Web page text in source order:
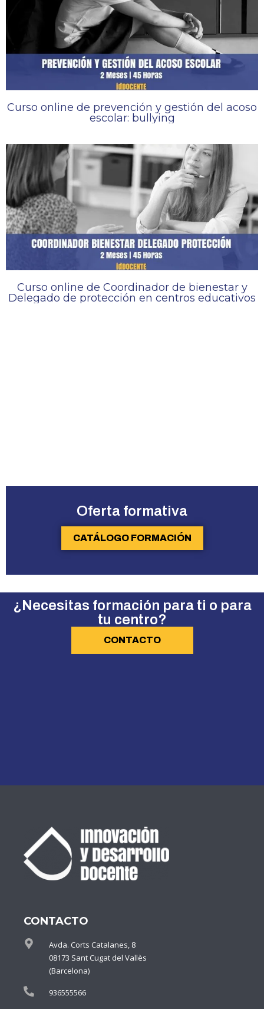
Curso online de prevención y gestión del acoso
escolar: bullying
Curso online de Coordinador de bienestar y
Delegado de protección en centros educativos
Oferta formativa
CATÁLOGO FORMACIÓN
¿Necesitas formación para ti o para
tu centro?
CONTACTO
CONTACTO
Avda. Corts Catalanes, 8
08173 Sant Cugat del Vallès
(Barcelona)
936555566